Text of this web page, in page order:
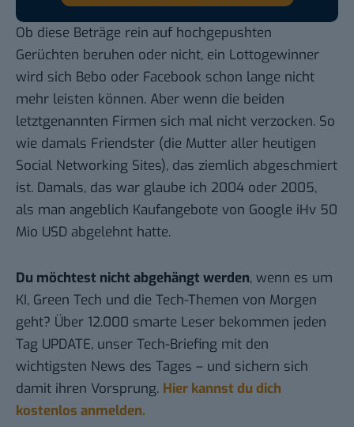
Ob diese Beträge rein auf hochgepushten
Gerüchten beruhen oder nicht, ein Lottogewinner
wird sich Bebo oder Facebook schon lange nicht
mehr leisten können. Aber wenn die beiden
letztgenannten Firmen sich mal nicht verzocken. So
wie damals Friendster (die Mutter aller heutigen
Social Networking Sites), das ziemlich abgeschmiert
ist. Damals, das war glaube ich 2004 oder 2005,
als man angeblich Kaufangebote von Google iHv 50
Mio USD abgelehnt hatte.
Du möchtest nicht abgehängt werden, wenn es um
KI, Green Tech und die Tech-Themen von Morgen
geht? Über 12.000 smarte Leser bekommen jeden
Tag UPDATE, unser Tech-Briefing mit den
wichtigsten News des Tages – und sichern sich
damit ihren Vorsprung. Hier kannst du dich
kostenlos anmelden.